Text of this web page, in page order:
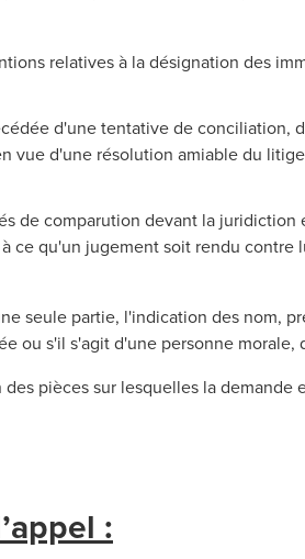
relatives à la désignation des
d'une tentative de conciliation,
vue d'une résolution amiable du
de comparution devant la
ce qu'un jugement soit rendu contre
seule partie, l'indication des nom,
ou s'il s'agit d'une personne
pièces sur lesquelles la demande
: